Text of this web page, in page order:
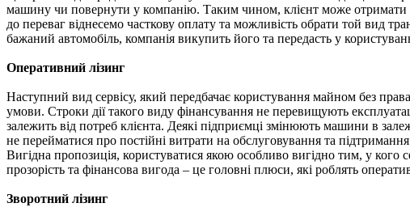
машину чи повернути у компанію. Таким чином, клієнт може отримати
до переваг віднесемо часткову оплату та можливість обрати той вид
бажаний автомобіль, компанія викупить його та передасть у
​Оперативний лізинг
​Наступний вид сервісу, який передбачає користування майном без
умови. Строки дії такого виду фінансування не перевищують
залежить від потреб клієнта. Деякі підприємці змінюють машини в
не перейматися про постійні витрати на обслуговування та підтримання
Вигідна пропозиція, користуватися якою особливо вигідно тим, у кого
прозорість та фінансова вигода – це головні плюси, які роблять
​Зворотний лізинг